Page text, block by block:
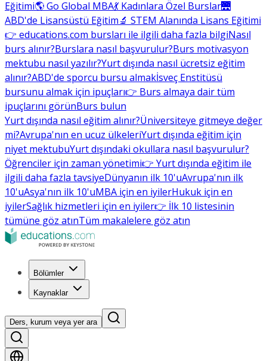
Eğitimi🌎 Go Global MBA💃 Kadınlara Özel Burslar🌉
ABD'de Lisansüstü Eğitim🔬 STEM Alanında Lisans Eğitimi
👉 educations.com bursları ile ilgili daha fazla bilgiNasıl
burs alınır?Burslara nasıl başvurulur?Burs motivasyon
mektubu nasıl yazılır?Yurt dışında nasıl ücretsiz eğitim
alınır?ABD'de sporcu bursu almakİsveç Enstitüsü
bursunu almak için ipuçları👉 Burs almaya dair tüm
ipuçlarını görünBurs bulun
Yurt dışında nasıl eğitim alınır?Üniversiteye gitmeye değer
mi?Avrupa'nın en ucuz ülkeleriYurt dışında eğitim için
niyet mektubuYurt dışındaki okullara nasıl başvurulur?
Öğrenciler için zaman yönetimi👉 Yurt dışında eğitim ile
ilgili daha fazla tavsiyeDünyanın ilk 10'uAvrupa'nın ilk
10'uAsya'nın ilk 10'uMBA için en iyilerHukuk için en
iyilerSağlık hizmetleri için en iyiler👉 İlk 10 listesinin
tümüne göz atınTüm makalelere göz atın
Bölümler
Kaynaklar
Ders, kurum veya yer ara